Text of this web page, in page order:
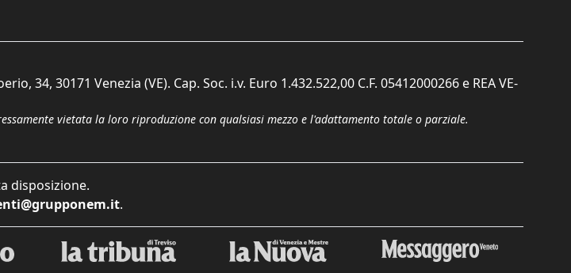
34, 30171 Venezia (VE). Cap. Soc. i.v. Euro 1.432.522,00 C.F. 05412000266 e REA VE-
vietata la loro riproduzione con qualsiasi mezzo e l'adattamento totale o parziale.
disposizione.
.